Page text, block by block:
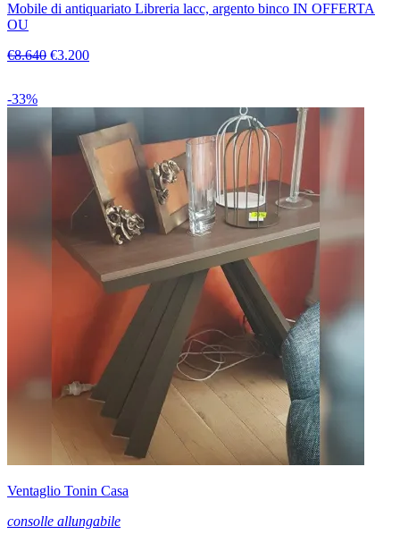
Mobile di antiquariato Libreria lacc, argento binco IN OFFERTA
OU
€8.640 €3.200
-33%
Ventaglio Tonin Casa
consolle allungabile